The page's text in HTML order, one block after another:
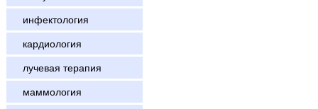
инфектология
кардиология
лучевая терапия
маммология